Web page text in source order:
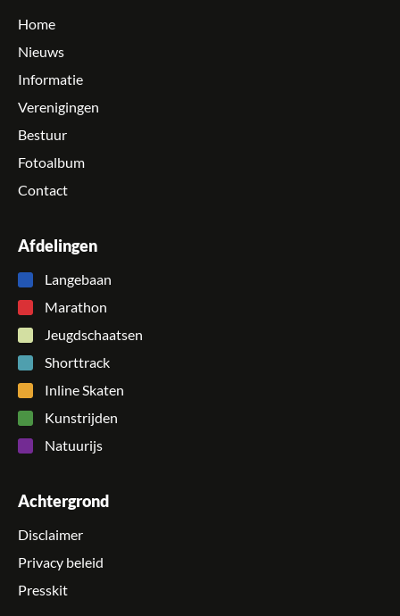
Home
Nieuws
Informatie
Verenigingen
Bestuur
Fotoalbum
Contact
Afdelingen
Langebaan
Marathon
Jeugdschaatsen
Shorttrack
Inline Skaten
Kunstrijden
Natuurijs
Achtergrond
Disclaimer
Privacy beleid
Presskit